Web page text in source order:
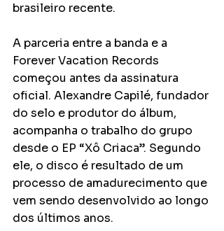
brasileiro recente.
A parceria entre a banda e a
Forever Vacation Records
começou antes da assinatura
oficial. Alexandre Capilé, fundador
do selo e produtor do álbum,
acompanha o trabalho do grupo
desde o EP “Xô Criaca”. Segundo
ele, o disco é resultado de um
processo de amadurecimento que
vem sendo desenvolvido ao longo
dos últimos anos.